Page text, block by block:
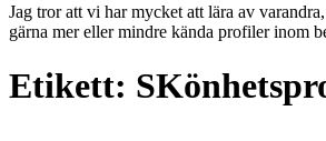
Jag tror att vi har mycket att lära av
gärna mer eller mindre kända profiler inom
Etikett: